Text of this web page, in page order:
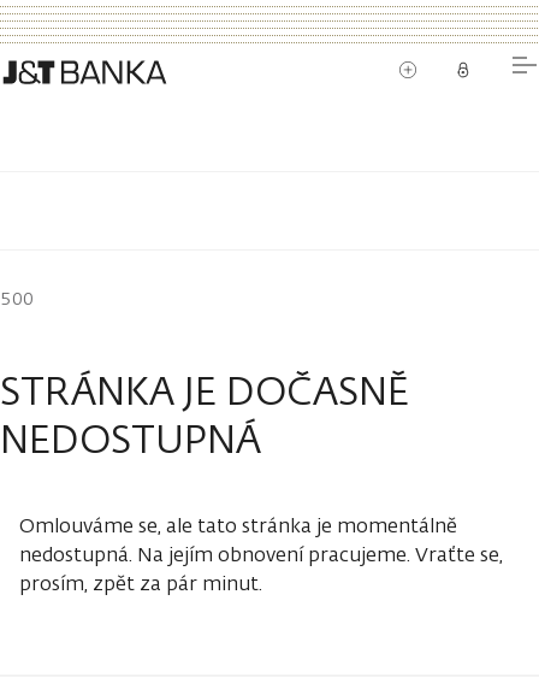
500
STRÁNKA JE DOČASNĚ
NEDOSTUPNÁ
Omlouváme se, ale tato stránka je momentálně
nedostupná. Na jejím obnovení pracujeme. Vraťte se,
prosím, zpět za pár minut.